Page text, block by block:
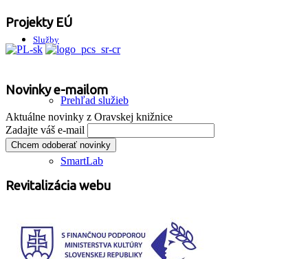
Služby
Prehľad služieb
SmartLab
Projekty EÚ
Novinky e-mailom
Aktuálne novinky z Oravskej knižnice
Zadajte váš e-mail
Revitalizácia webu